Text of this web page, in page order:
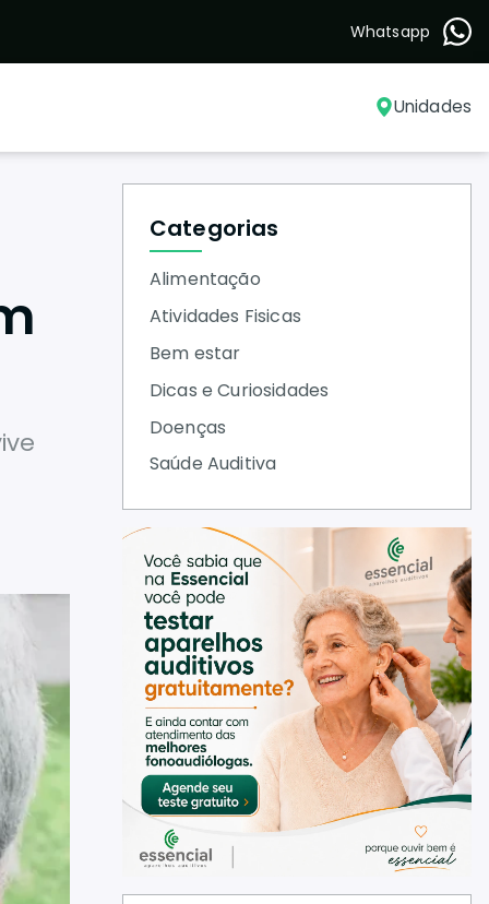
Whatsapp
Unidades
Categorias
Alimentação
Atividades Fisicas
Bem estar
Dicas e Curiosidades
Doenças
Saúde Auditiva